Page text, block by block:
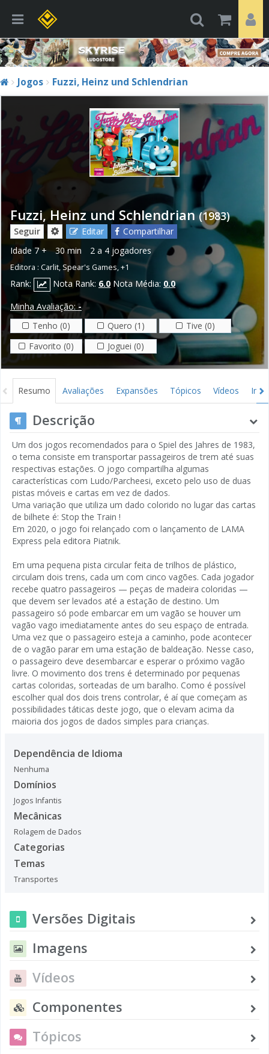
Jogos Fuzzi, Heinz und Schlendrian
Fuzzi, Heinz und Schlendrian (1983)
Seguir Editar
Compartilhar
Idade7 + 30 min 2 a 4 jogadores
Editora : Carlit,Spear's Games,+1
Rank: Nota Rank: 6.0 Nota Média: 0.0
Minha Avaliação: -
Tenho (0)
Quero (1)
Tive (0)
Favorito (0)
Joguei (0)
Resumo Avaliações Expansões Tópicos Vídeos
Descrição
Um dos jogos recomendados para o Spiel des Jahres de 1983,
o tema consiste em transportar passageiros de trem até suas
respectivas estações. O jogo compartilha algumas
características com Ludo/Parcheesi, exceto pelo uso de duas
pistas móveis e cartas em vez de dados.
Uma variação que utiliza um dado colorido no lugar das cartas
de bilhete é: Stop the Train !
Em 2020, o jogo foi relançado com o lançamento de LAMA
Express pela editora Piatnik.
Em uma pequena pista circular feita de trilhos de plástico,
circulam dois trens, cada um com cinco vagões. Cada jogador
recebe quatro passageiros — peças de madeira coloridas —
que devem ser levados até a estação de destino. Um
passageiro só pode embarcar em um vagão se houver um
vagão vago imediatamente antes do seu espaço de entrada.
Uma vez que o passageiro esteja a caminho, pode acontecer
de o vagão parar em uma estação de baldeação. Nesse caso,
o passageiro deve desembarcar e esperar o próximo vagão
livre. O movimento dos trens é determinado por pequenas
cartas coloridas, sorteadas de um baralho. Como é possível
escolher qual dos dois trens controlar, é aí que começam as
possibilidades táticas deste jogo, que o elevam acima da
maioria dos jogos de dados simples para crianças.
Dependência de Idioma
Nenhuma
Domínios
Jogos Infantis
Mecânicas
Rolagem de Dados
Categorias
Temas
Transportes
Versões Digitais
Imagens
Vídeos
Componentes
Tópicos